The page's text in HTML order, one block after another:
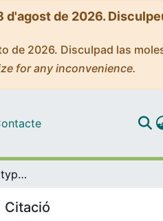
d'agost de 2026.
de 2026. Disculpad las
for any inconvenience.
Review of the Hartig type collection of Alloxysta (Hymenoptera: Figitidae: Charipinae) and other Alloxysta material deposited in the Zoologische Staatssammlung Museum (Munich)
Citació